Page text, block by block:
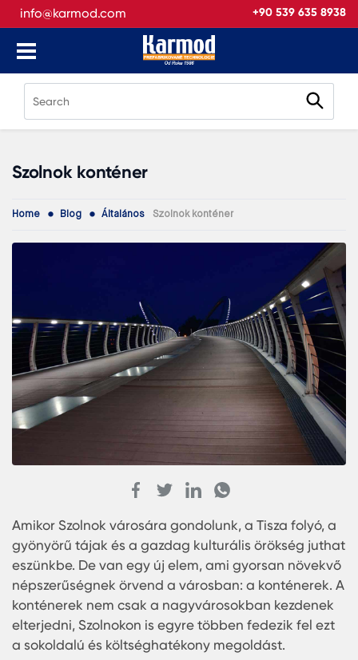
info@karmod.com +90 539 635 8938
Szolnok konténer
Home Blog Általános Szolnok konténer
Amikor Szolnok városára gondolunk, a Tisza
gyönyörű tájak és a gazdag kulturális örökség
eszünkbe. De van egy új elem, ami gyorsan
népszerűségnek örvend a városban: a